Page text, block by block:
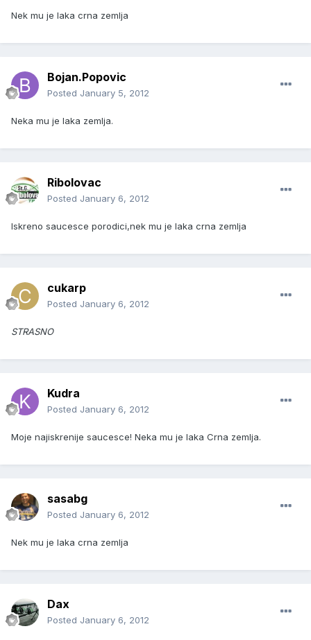
Nek mu je laka crna zemlja
Bojan.Popovic
Posted January 5, 2012
Neka mu je laka zemlja.
Ribolovac
Posted January 6, 2012
Iskreno saucesce porodici,nek mu je laka crna zemlja
cukarp
Posted January 6, 2012
STRASNO
Kudra
Posted January 6, 2012
Moje najiskrenije saucesce! Neka mu je laka Crna zemlja.
sasabg
Posted January 6, 2012
Nek mu je laka crna zemlja
Dax
Posted January 6, 2012